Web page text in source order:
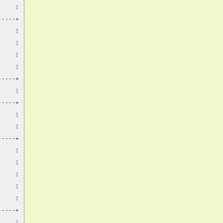
¦
+
¦
¦
¦
¦
+
¦
+
¦
¦
+
¦
¦
¦
¦
¦
+